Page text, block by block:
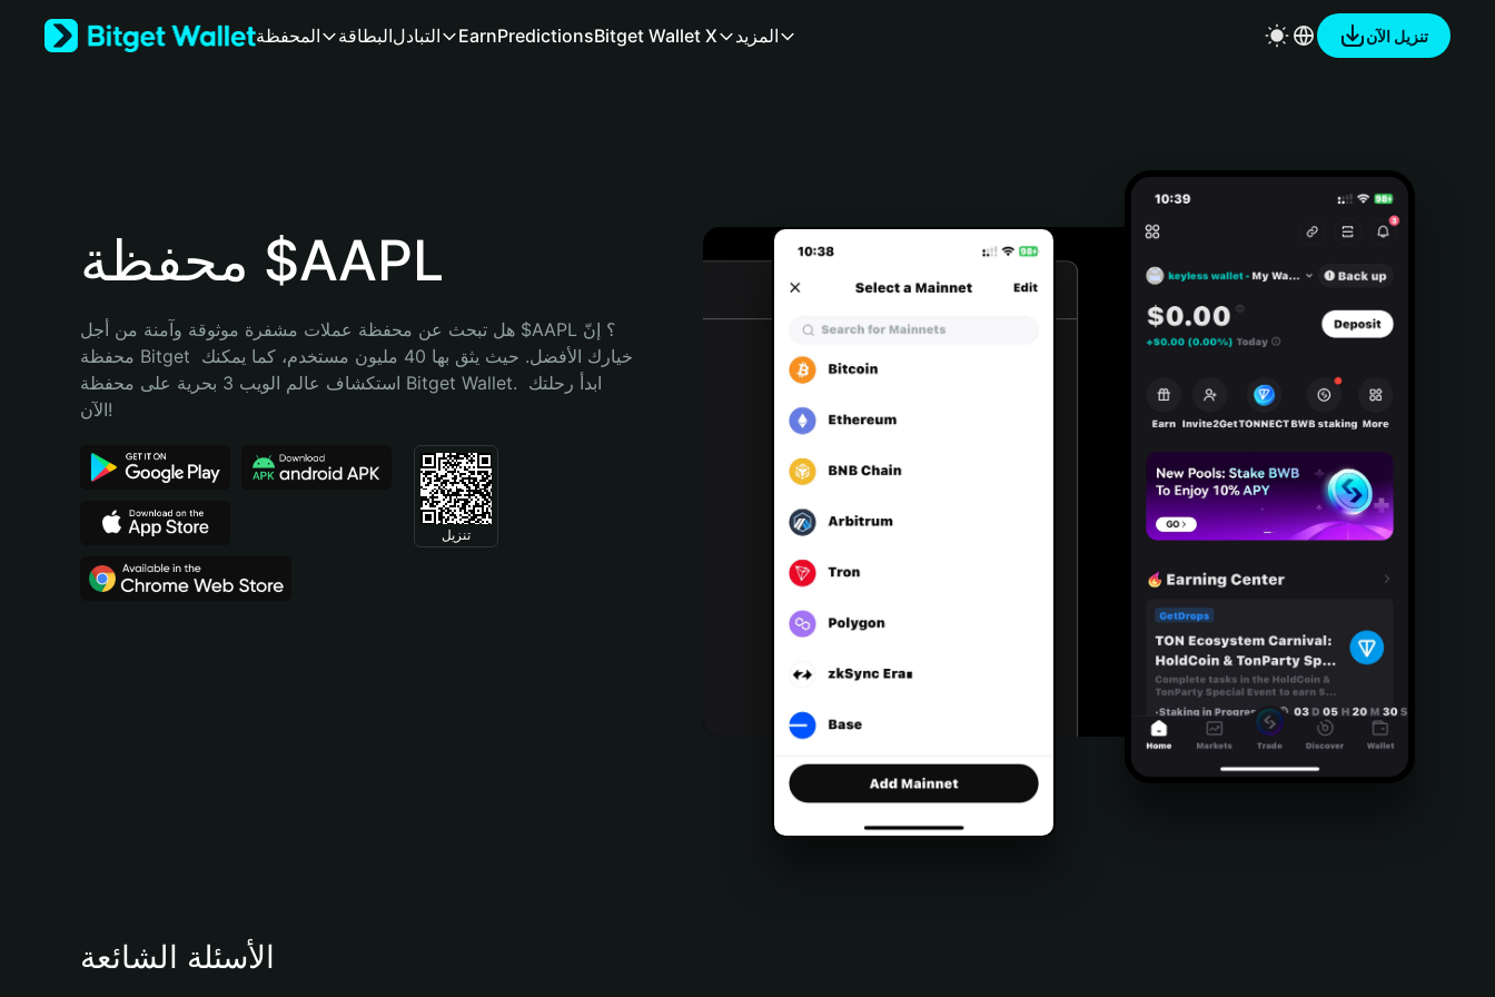
Bahasa Indonesia
Português (Brasil)
المحفظة البطاقةالتبادل EarnPredictionsBitget Wallet X المزيد تنزيل الآن
محفظة $AAPL
هل تبحث عن محفظة عملات مشفرة موثوقة وآمنة من أجل $AAPL؟ إنّ
محفظة Bitget خيارك الأفضل. حيث يثق بها 40 مليون مستخدم، كما يمكنك
استكشاف عالم الويب 3 بحرية على محفظة Bitget Wallet. ابدأ رحلتك
الآن!
تنزيل
الأسئلة الشائعة